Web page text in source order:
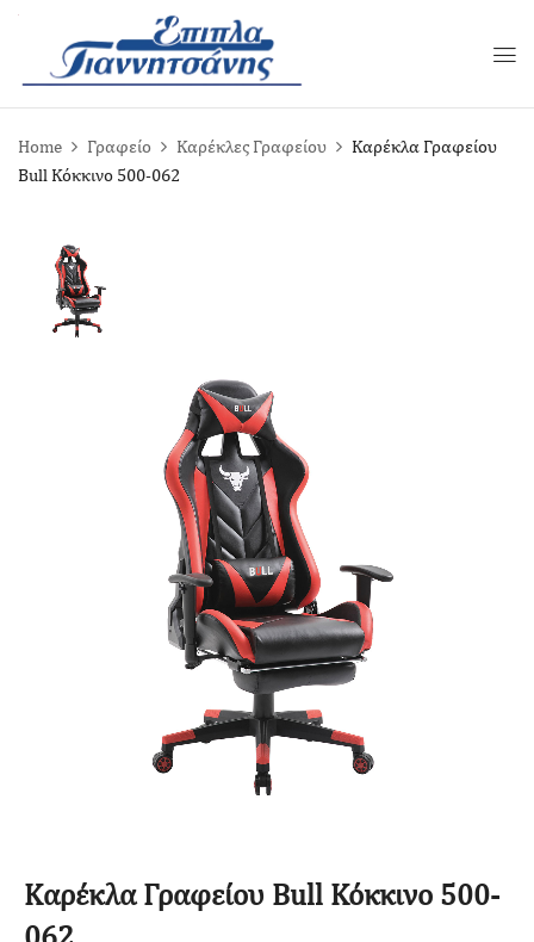
Home Γραφείο Καρέκλες Γραφείου
Καρέκλα Γραφείου
Bull Κόκκινο 500-062
Καρέκλα Γραφείου Bull Κόκκινο 500-